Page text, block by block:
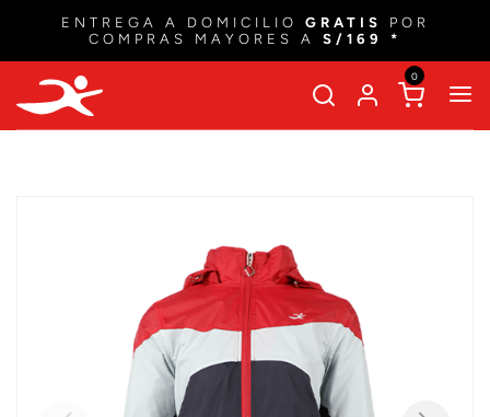
ENTREGA A DOMICILIO GRATIS
POR
COMPRAS MAYORES A S/169 *
0